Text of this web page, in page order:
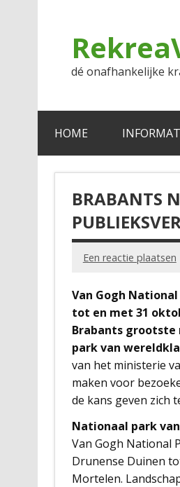
dé onafhankelijke
HOME
BRABANTS
Een reactie plaatsen
Van Gogh
tot en met 31
Brabants grootste
park van
van het ministerie
maken voor
de kans geven zich
Nationaal park
Van Gogh National
Drunense Duinen
Mortelen.